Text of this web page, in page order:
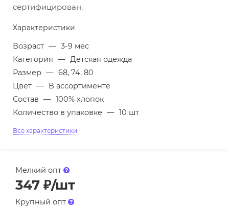
сертифицирован.
Характеристики
Возраст — 3-9 мес
Категория — Детская одежда
Размер — 68, 74, 80
Цвет — В ассортименте
Состав — 100% хлопок
Количество в упаковке — 10 шт
Все характеристики
Мелкий опт
347 ₽/шт
Крупный опт